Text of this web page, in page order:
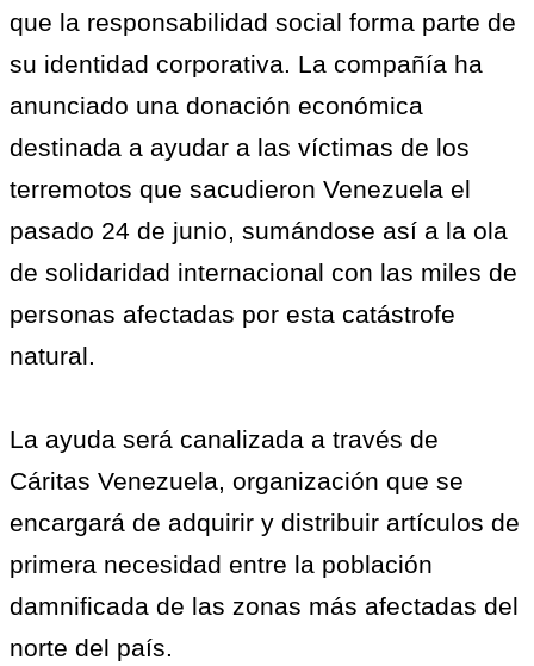
que la responsabilidad social forma parte de
su identidad corporativa. La compañía ha
anunciado una donación económica
destinada a ayudar a las víctimas de los
terremotos que sacudieron Venezuela el
pasado 24 de junio, sumándose así a la ola
de solidaridad internacional con las miles de
personas afectadas por esta catástrofe
natural.
La ayuda será canalizada a través de
Cáritas Venezuela, organización que se
encargará de adquirir y distribuir artículos de
primera necesidad entre la población
damnificada de las zonas más afectadas del
norte del país.